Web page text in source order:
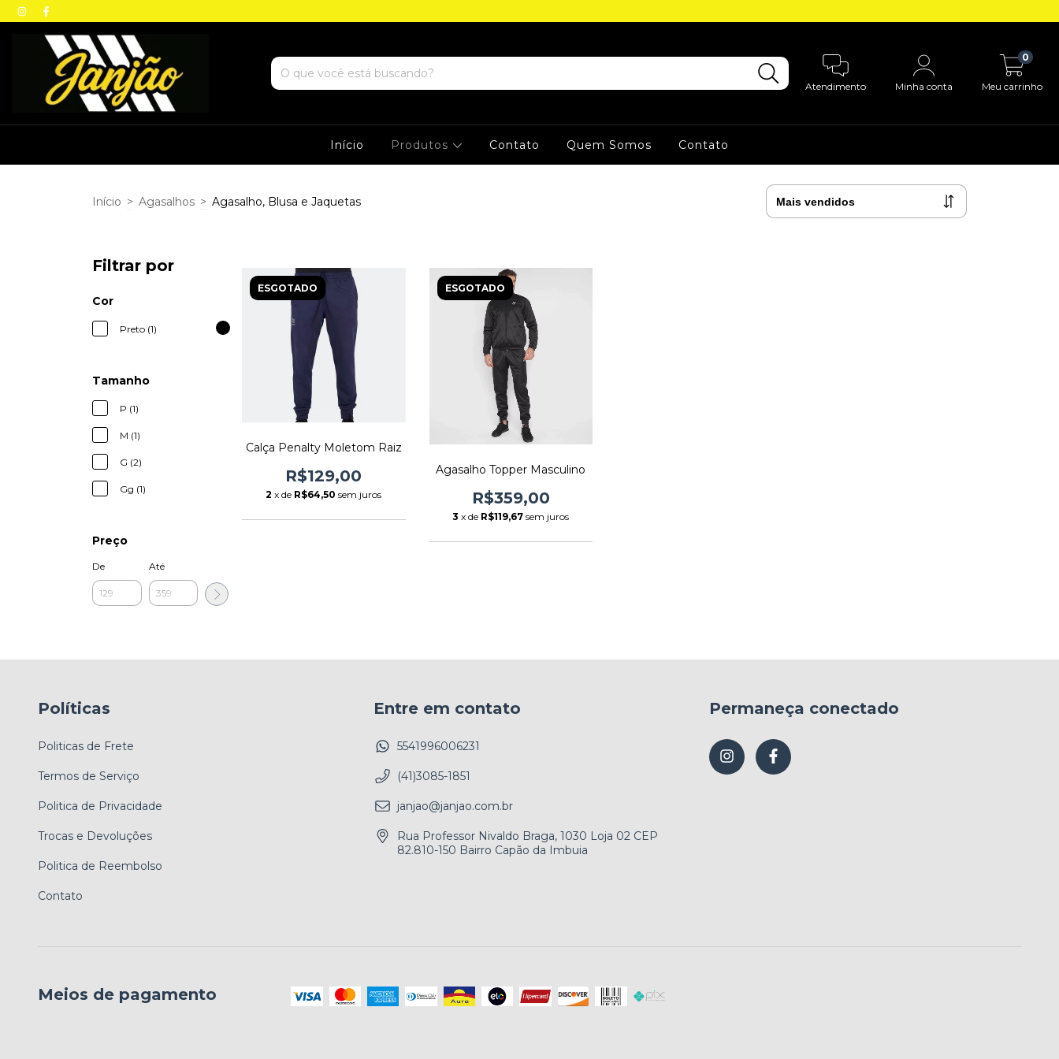
Atendimento Minha conta Meu carrinho
0
Início Produtos Contato Quem Somos Contato
Início > Agasalhos > Agasalho, Blusa e Jaquetas
Filtrar por
Cor
Preto (1)
Tamanho
P (1)
M (1)
G (2)
Gg (1)
Preço
De Até
ESGOTADO
Calça Penalty Moletom Raiz
R$129,00
2 x de R$64,50 sem juros
ESGOTADO
Agasalho Topper Masculino
R$359,00
3 x de R$119,67 sem juros
Políticas
Politicas de Frete
Termos de Serviço
Politica de Privacidade
Trocas e Devoluções
Politica de Reembolso
Contato
Entre em contato
5541996006231
(41)3085-1851
janjao@janjao.com.br
Rua Professor Nivaldo Braga, 1030 Loja 02 CEP
82.810-150 Bairro Capão da Imbuia
Permaneça conectado
Meios de pagamento